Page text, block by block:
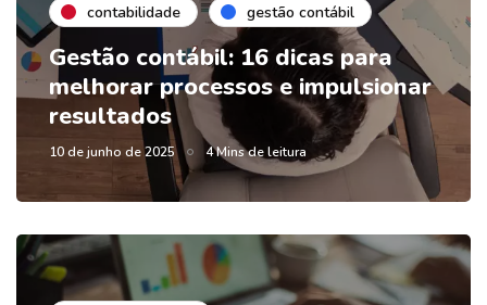
contabilidade gestão contábil
Gestão contábil: 16 dicas para
melhorar processos e impulsionar
resultados
10 de junho de 2025 4 Mins de leitura